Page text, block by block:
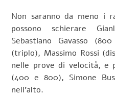
Non saranno da meno i
possono schierare
Sebastiano Gavasso
(triplo), Massimo Rossi
nelle prove di velocità, e
(400 e 800), Simone
nell’alto.